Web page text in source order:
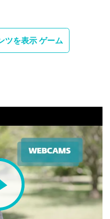
ツを表示 ゲーム